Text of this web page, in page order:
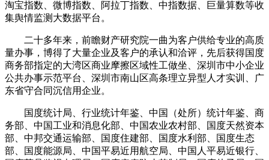
淘宝指数、微博指数、阿拉丁指数、中指数据、巨量算数等收
集舆情监测大数据平台。
二十多年来，前瞻财产研究院一曲为客户供给专业的高质
量办事，博得了大量企业及客户的承认和洽评，先后获得国度
商务部指定的大湾区商业摩擦区域性工做坐、深圳市中小企业
公共办事示范平台、深圳市南山区高条理立异型人才实训、广
东省守合同沉信用企业。
国度统计局、行业统计年鉴、中国（处所）统计年鉴、商
务部、中国工业和消息化部、中国农业农村部、国度天然资本
部、中邦交通运输部、国度住建部、国度水利部、国度生态
部、国度能源局、中国平易近用航空局、中国人平易近银行、